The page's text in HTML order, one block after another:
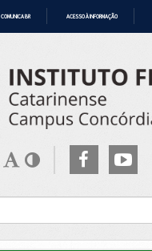
CONTEÚDO
COMUNICA BR ACESSO À INFORMAÇÃO